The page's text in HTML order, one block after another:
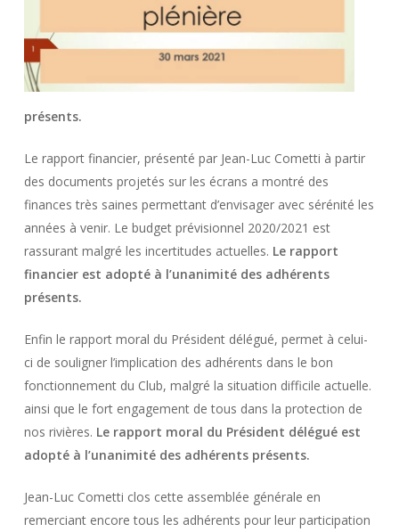
présents.
Le rapport financier, présenté par Jean-Luc Cometti à partir
des documents projetés sur les écrans a montré des
finances très saines permettant d’envisager avec sérénité les
années à venir. Le budget prévisionnel 2020/2021 est
rassurant malgré les incertitudes actuelles. Le rapport
financier est adopté à l’unanimité des adhérents
présents.
Enfin le rapport moral du Président délégué, permet à celui-
ci de souligner l’implication des adhérents dans le bon
fonctionnement du Club, malgré la situation difficile actuelle.
ainsi que le fort engagement de tous dans la protection de
nos rivières. Le rapport moral du Président délégué est
adopté à l’unanimité des adhérents présents.
Jean-Luc Cometti clos cette assemblée générale en
remerciant encore tous les adhérents pour leur participation